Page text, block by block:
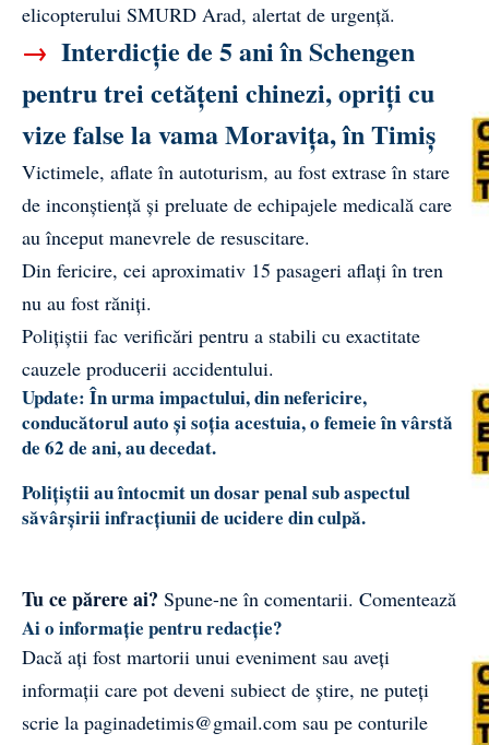
elicopterului SMURD Arad, alertat de urgență.
→ Interdicție de 5 ani în Schengen
pentru trei cetățeni chinezi, opriți cu
vize false la vama Moravița, în Timiș
Victimele, aflate în autoturism, au fost extrase în stare
de inconștiență și preluate de echipajele medicală care
au început manevrele de resuscitare.
Din fericire, cei aproximativ 15 pasageri aflați în tren
nu au fost răniți.
Polițiștii fac verificări pentru a stabili cu exactitate
cauzele producerii accidentului.
Update: În urma impactului, din nefericire,
conducătorul auto și soția acestuia, o femeie în vârstă
de 62 de ani, au decedat.
Polițiștii au întocmit un dosar penal sub aspectul
săvârșirii infracțiunii de ucidere din culpă.
Tu ce părere ai? Spune-ne în comentarii. Comentează
Ai o informație pentru redacție?
Dacă ați fost martorii unui eveniment sau aveți
informații care pot deveni subiect de știre, ne puteți
scrie la paginadetimis@gmail.com sau pe conturile